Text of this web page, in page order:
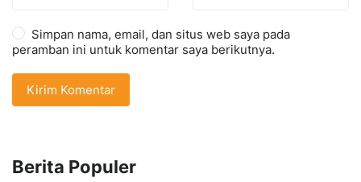
Simpan nama, email, dan situs web saya pada
peramban ini untuk komentar saya berikutnya.
Berita Populer